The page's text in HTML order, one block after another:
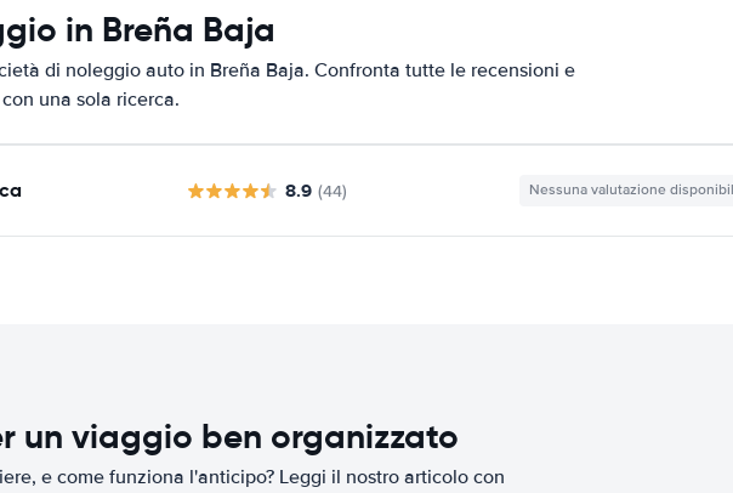
in Breña Baja
di noleggio auto in Breña Baja. Confronta tutte le recensioni e
una sola ricerca.
8.9 (44) Nessuna valutazione
un viaggio ben organizzato
e come funziona l'anticipo? Leggi il nostro articolo con